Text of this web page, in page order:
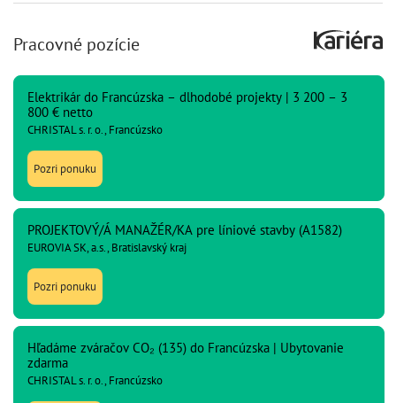
Pracovné pozície
Elektrikár do Francúzska – dlhodobé projekty | 3 200 – 3
800 € netto
CHRISTAL s. r. o., Francúzsko
Pozri ponuku
PROJEKTOVÝ/Á MANAŽÉR/KA pre líniové stavby (A1582)
EUROVIA SK, a.s., Bratislavský kraj
Pozri ponuku
Hľadáme zváračov CO₂ (135) do Francúzska | Ubytovanie
zdarma
CHRISTAL s. r. o., Francúzsko